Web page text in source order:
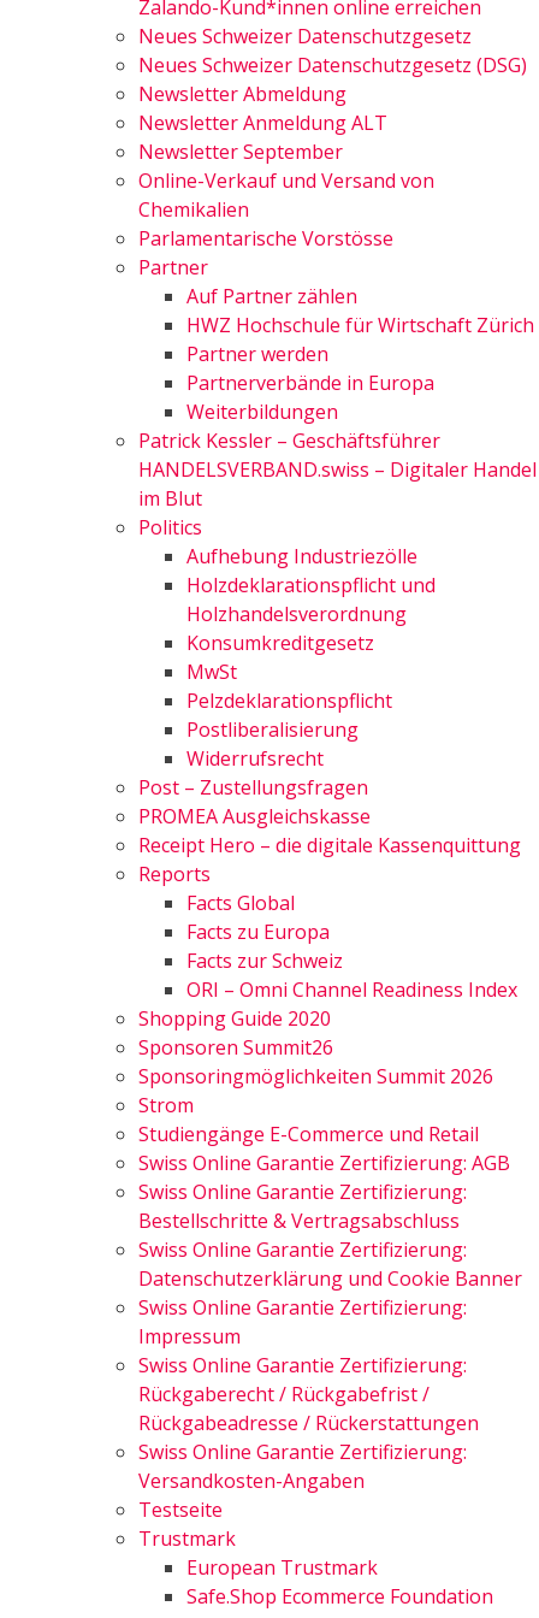
Zalando-Kund*innen online erreichen
Neues Schweizer Datenschutzgesetz
Neues Schweizer Datenschutzgesetz (DSG)
Newsletter Abmeldung
Newsletter Anmeldung ALT
Newsletter September
Online-Verkauf und Versand von
Chemikalien
Parlamentarische Vorstösse
Partner
Auf Partner zählen
HWZ Hochschule für Wirtschaft Zürich
Partner werden
Partnerverbände in Europa
Weiterbildungen
Patrick Kessler – Geschäftsführer
HANDELSVERBAND.swiss – Digitaler Handel
im Blut
Politics
Aufhebung Industriezölle
Holzdeklarationspflicht und
Holzhandelsverordnung
Konsumkreditgesetz
MwSt
Pelzdeklarationspflicht
Postliberalisierung
Widerrufsrecht
Post – Zustellungsfragen
PROMEA Ausgleichskasse
Receipt Hero – die digitale Kassenquittung
Reports
Facts Global
Facts zu Europa
Facts zur Schweiz
ORI – Omni Channel Readiness Index
Shopping Guide 2020
Sponsoren Summit26
Sponsoringmöglichkeiten Summit 2026
Strom
Studiengänge E-Commerce und Retail
Swiss Online Garantie Zertifizierung: AGB
Swiss Online Garantie Zertifizierung:
Bestellschritte & Vertragsabschluss
Swiss Online Garantie Zertifizierung:
Datenschutzerklärung und Cookie Banner
Swiss Online Garantie Zertifizierung:
Impressum
Swiss Online Garantie Zertifizierung:
Rückgaberecht / Rückgabefrist /
Rückgabeadresse / Rückerstattungen
Swiss Online Garantie Zertifizierung:
Versandkosten-Angaben
Testseite
Trustmark
European Trustmark
Safe.Shop Ecommerce Foundation